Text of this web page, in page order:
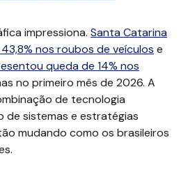
impressiona. Santa Catarina
nos roubos de veículos e
queda de 14% nos
no primeiro mês de 2026. A
de tecnologia
de sistemas e estratégias
mudando como os brasileiros